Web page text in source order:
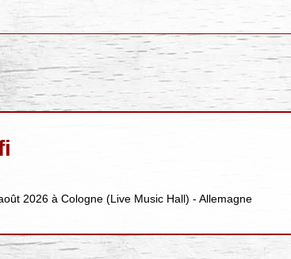
2026 à Cologne (Live Music Hall) - Allemagne